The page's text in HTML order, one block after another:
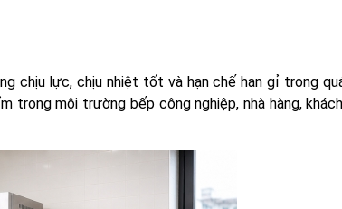
chịu lực, chịu nhiệt tốt và hạn chế han gỉ trong
trong môi trường bếp công nghiệp, nhà hàng,